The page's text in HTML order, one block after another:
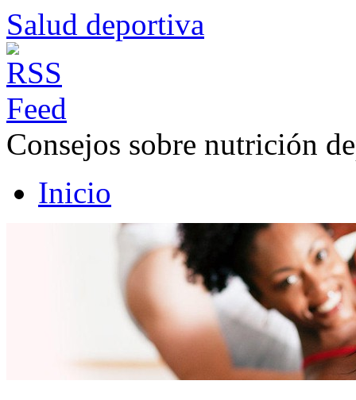
Salud deportiva
Consejos sobre nutrición
Inicio